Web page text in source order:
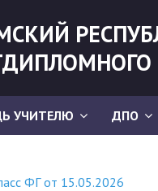
УЧИТЕЛЮ ДПО
ФГ от 15.05.2026